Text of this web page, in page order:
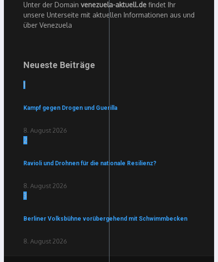
Unter der Domain venezuela-aktuell.de findet Ihr
unsere Unterseite mit aktuellen Informationen aus und
über Venezuela
Neueste Beiträge
1
Kampf gegen Drogen und Guerilla
8. August 2026
2
Ravioli und Drohnen für die nationale Resilienz?
8. August 2026
3
Berliner Volksbühne vorübergehend mit Schwimmbecken
8. August 2026